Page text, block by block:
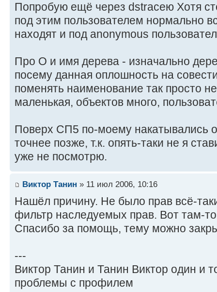
Попробую ещё через dstraceю Хотя
под этим пользователем нормально
находят и под anonymous
Про О и имя дерева - изначально
посему данная оплошность на
поменять наименование так просто
маленькая, объектов много,
Поверх СП5 по-моему накатывались
точнее позже, т.к. опять-таки не я
уже не посмотрю.
Виктор Танин » 11 июл 2006, 10:16
Нашёл причину. Не было прав всё-
фильтр наследуемых прав. Вот там-то
Спасибо за помощь, тему можно
---
Виктор Танин и Танин Виктор один и
проблемы с профилем